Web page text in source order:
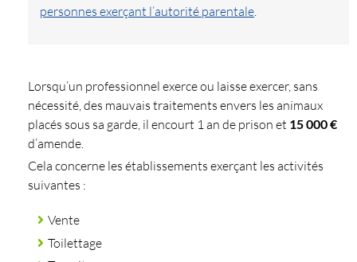
personnes exerçant l’autorité parentale
Lorsqu’un professionnel exerce ou laisse exercer, sans
nécessité, des mauvais traitements envers les animaux
placés sous sa garde, il encourt 1 an de prison et 15 000 €
d’amende.
Cela concerne les établissements exerçant les activités
suivantes :
Vente
Toilettage